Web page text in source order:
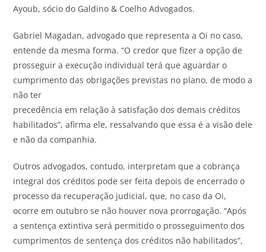
Ayoub, sócio do Galdino & Coelho Advogados.
Gabriel Magadan, advogado que representa a Oi no caso,
entende da mesma forma. “O credor que fizer a opção de
prosseguir a execução individual terá que aguardar o
cumprimento das obrigações previstas no plano, de modo a
não ter
precedência em relação à satisfação dos demais créditos
habilitados”, afirma ele, ressalvando que essa é a visão dele
e não da companhia.
Outros advogados, contudo, interpretam que a cobrança
integral dos créditos pode ser feita depois de encerrado o
processo da recuperação judicial, que, no caso da Oi,
ocorre em outubro se não houver nova prorrogação. “Após
a sentença extintiva será permitido o prosseguimento dos
cumprimentos de sentença dos créditos não habilitados”,